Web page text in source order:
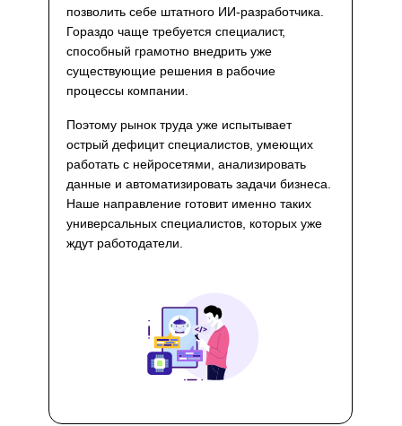
позволить себе штатного ИИ-разработчика.
Гораздо чаще требуется специалист,
способный грамотно внедрить уже
существующие решения в рабочие
процессы компании.
Поэтому рынок труда уже испытывает
острый дефицит специалистов, умеющих
работать с нейросетями, анализировать
данные и автоматизировать задачи бизнеса.
Наше направление готовит именно таких
универсальных специалистов, которых уже
ждут работодатели.